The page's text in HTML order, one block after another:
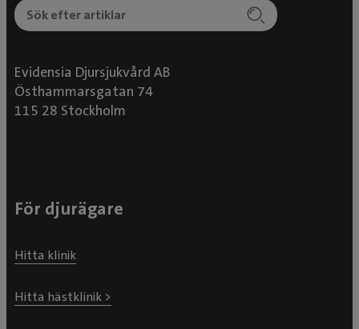
Evidensia Djursjukvård AB
Östhammarsgatan 74
115 28 Stockholm
För djurägare
Hitta klinik
Hitta hästklinik >